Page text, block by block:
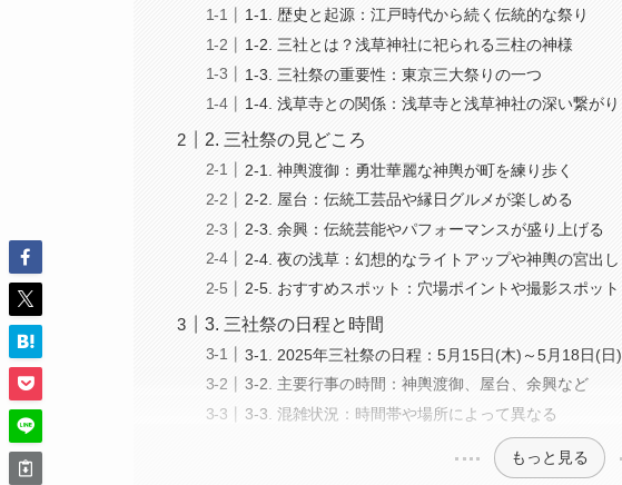
1-1. 歴史と起源：江戸時代から続く伝統的な祭り
1-2. 三社とは？浅草神社に祀られる三柱の神様
1-3. 三社祭の重要性：東京三大祭りの一つ
1-4. 浅草寺との関係：浅草寺と浅草神社の深い繋がり
2. 三社祭の見どころ
2-1. 神輿渡御：勇壮華麗な神輿が町を練り歩く
2-2. 屋台：伝統工芸品や縁日グルメが楽しめる
2-3. 余興：伝統芸能やパフォーマンスが盛り上げる
2-4. 夜の浅草：幻想的なライトアップや神輿の宮出し
2-5. おすすめスポット：穴場ポイントや撮影スポット
3. 三社祭の日程と時間
3-1. 2025年三社祭の日程：5月15日(木)～5月18日(日)
3-2. 主要行事の時間：神輿渡御、屋台、余興など
3-3. 混雑状況：時間帯や場所によって異なる
もっと見る